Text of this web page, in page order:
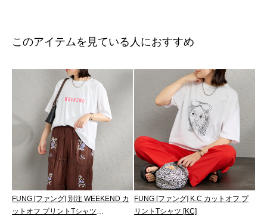
このアイテムを見ている人におすすめ
FUNG [ファング] 別注 WEEKEND カ
ットオフ プリントTシャツ
FUNG [ファング] K.C カットオフ プ
リントTシャツ [KC]